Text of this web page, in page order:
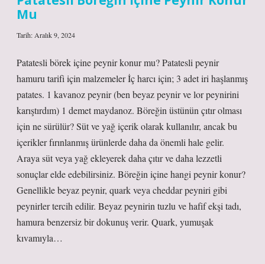
Mu
Tarih: Aralık 9, 2024
Patatesli börek içine peynir konur mu? Patatesli peynir
hamuru tarifi için malzemeler İç harcı için; 3 adet iri haşlanmış
patates. 1 kavanoz peynir (ben beyaz peynir ve lor peynirini
karıştırdım) 1 demet maydanoz. Böreğin üstünün çıtır olması
için ne sürülür? Süt ve yağ içerik olarak kullanılır, ancak bu
içerikler fırınlanmış ürünlerde daha da önemli hale gelir.
Araya süt veya yağ ekleyerek daha çıtır ve daha lezzetli
sonuçlar elde edebilirsiniz. Böreğin içine hangi peynir konur?
Genellikle beyaz peynir, quark veya cheddar peyniri gibi
peynirler tercih edilir. Beyaz peynirin tuzlu ve hafif ekşi tadı,
hamura benzersiz bir dokunuş verir. Quark, yumuşak
kıvamıyla…